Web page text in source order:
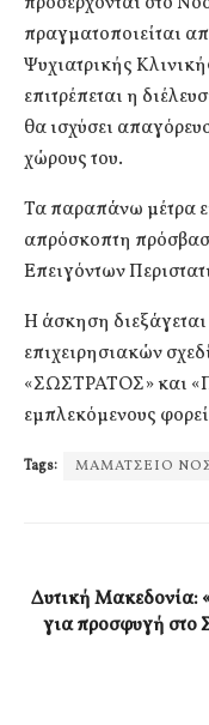
πραγματοποιείται
Ψυχιατρικής
επιτρέπεται η
θα ισχύσει
χώρους του.
Τα παραπάνω μέτρα
απρόσκοπτη
Επειγόντων
Η άσκηση
επιχειρησιακών
«ΣΩΣΤΡΑΤΟΣ» και
εμπλεκόμενους
Tags: ΜΑΜΑΤΣΕΙΟ
Δυτική Μακεδονία:
για προσφυγή στο